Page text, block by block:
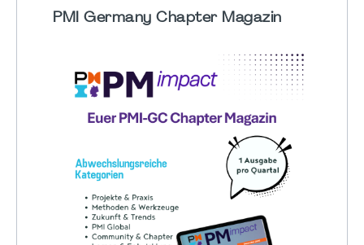
PMI Germany Chapter Magazin